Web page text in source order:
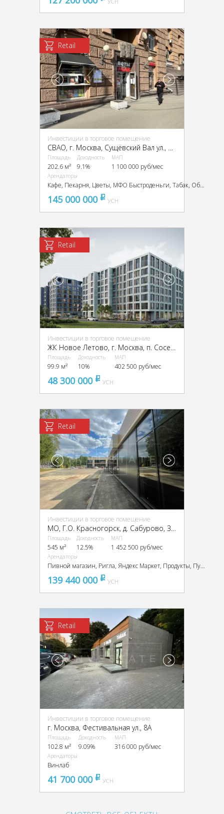
Retail
Инвестиции в торговое помещение
CВАО, г. Москва, Сущёвский Вал ул., 3/5А
Площадь
202.6 м²
Доходность
9.1%
МАП
1 100 000 руб/мес
Арендаторы
Кафе, Пекарня, Цветы, МФО Быстроденьги, Табак, Обменный пункт
145 000 000 pуб
УСН
Retail
Инвестиции в торговое помещение
Площадь
99.9 м²
Доходность
10%
МАП
402 500 руб/мес
48 300 000 pуб
УСН
Retail
Инвестиции в торговое помещение
МО, Г.О. Красногорск, д. Сабурово, ЗУ 53Б
Площадь
545 м²
Доходность
12.5%
МАП
1 452 500 руб/мес
Арендаторы
Пивной магазин, Ригла, Яндекс Маркет, Продукты, Пункт выдачи Wildberries
139 440 000 pуб
УСН
Retail
Инвестиции в торговое помещение
г. Москва, Фестивальная ул., 8А
Площадь
102.8 м²
Доходность
9.09%
МАП
316 000 руб/мес
Арендаторы
Винлаб
41 700 000 pуб
УСН